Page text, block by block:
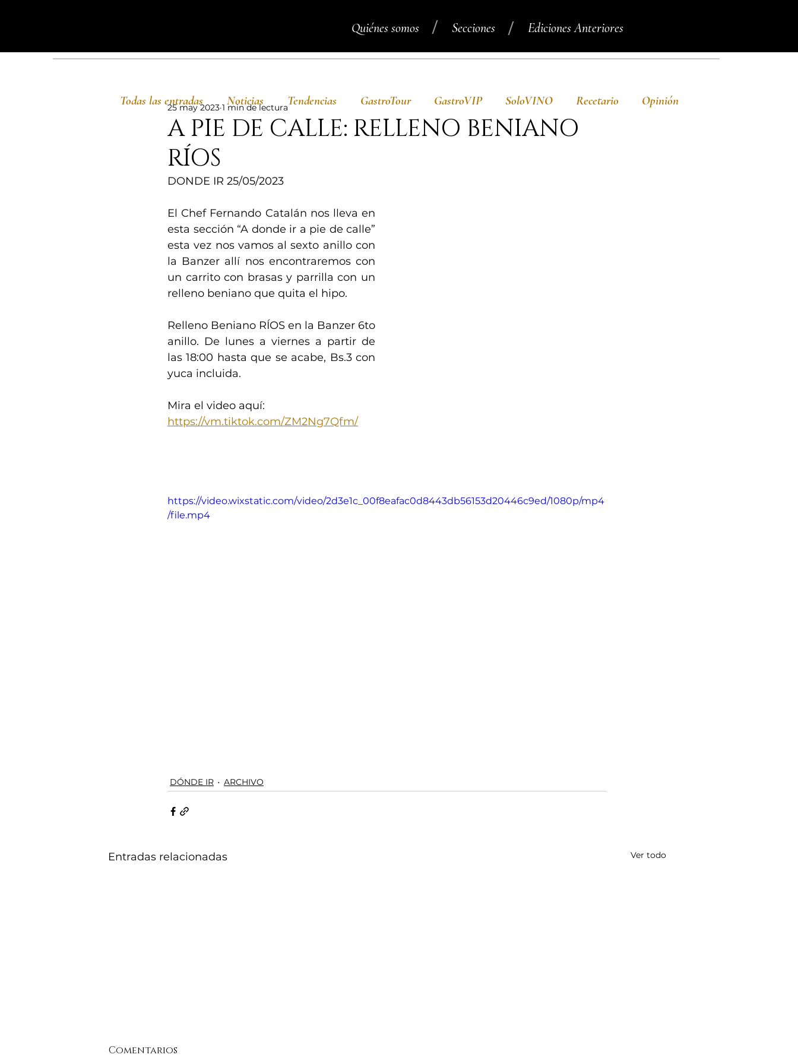
Quiénes somos Secciones Ediciones Anteriores
/ /
A PIE DE CALLE: RELLENO BENIANO
RÍOS
25 may 2023 1 min de lectura
DONDE IR 25/05/2023
El Chef Fernando Catalán nos lleva en
esta sección “A donde ir a pie de calle”
esta vez nos vamos al sexto anillo con
la Banzer allí nos encontraremos con
un carrito con brasas y parrilla con un
relleno beniano que quita el hipo.
Relleno Beniano RÍOS en la Banzer 6to
anillo. De lunes a viernes a partir de
las 18:00 hasta que se acabe, Bs.3 con
yuca incluida.
Mira el video aquí:
https://vm.tiktok.com/ZM2Ng7Qfm/
https://video.wixstatic.com/video/2d3e1c_00f8eafac0d8443db56153d20446c9ed/1080p/mp4
/file.mp4
DÓNDE IR ARCHIVO
Entradas relacionadas Ver todo
Comentarios
Todas las entradas Noticias Tendencias GastroTour GastroVIP SoloVINO Recetario Opinión